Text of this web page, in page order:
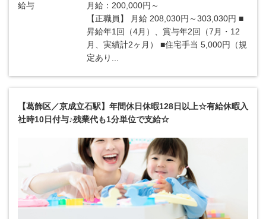
給与
月給：200,000円～
【正職員】 月給 208,030円～303,030円 ■
昇給年1回（4月）、賞与年2回（7月・12
月、実績計2ヶ月） ■住宅手当 5,000円（規
定あり...
【葛飾区／京成立石駅】年間休日休暇128日以上☆有給休暇入
社時10日付与♪残業代も1分単位で支給☆